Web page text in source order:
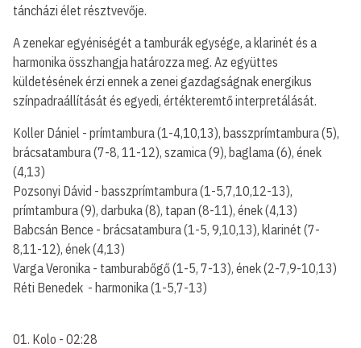
táncházi élet résztvevője.
A zenekar egyéniségét a tamburák egysége, a klarinét és a
harmonika összhangja határozza meg. Az együttes
küldetésének érzi ennek a zenei gazdagságnak energikus
színpadraállítását és egyedi, értékteremtő interpretálását.
Koller Dániel - prímtambura (1-4,10,13), basszprímtambura (5),
brácsatambura (7-8, 11-12), szamica (9), baglama (6), ének
(4,13)
Pozsonyi Dávid - basszprímtambura (1-5,7,10,12-13),
prímtambura (9), darbuka (8), tapan (8-11), ének (4,13)
Babcsán Bence - brácsatambura (1-5, 9,10,13), klarinét (7-
8,11-12), ének (4,13)
Varga Veronika - tamburabőgő (1-5, 7-13), ének (2-7,9-10,13)
Réti Benedek - harmonika (1-5,7-13)
01. Kolo - 02:28